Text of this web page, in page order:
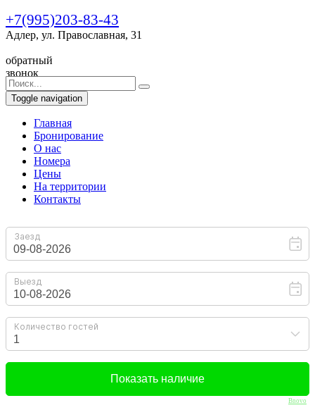
+7(995)203-83-43
Адлер, ул. Православная, 31
обратный
звонок
Toggle navigation
Главная
Бронирование
O нас
Номера
Цены
На территории
Контакты
Bnovo